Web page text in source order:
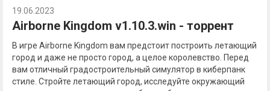
19.06.2023
Airborne Kingdom v1.10.3.win - торрент
В игре Airborne Kingdom вам предстоит построить летающий
город и даже не просто город, а целое королевство. Перед
вам отличный градостроительный симулятор в киберпанк
стиле. Стройте летающий город, исследуйте окружающий